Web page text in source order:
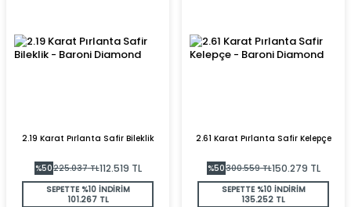
2.19 Karat Pırlanta Safir Bileklik
%50225.037TL112.519 TL
SEPETTE %10 İNDİRİM
101.267 TL
2.61 Karat Pırlanta Safir Kelepçe
%50300.559TL150.279 TL
SEPETTE %10 İNDİRİM
135.252 TL